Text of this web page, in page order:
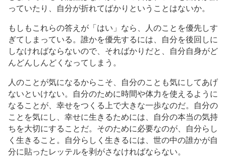
っていたり、自分が折れてばかりということはないか。
もしもこれらの答えが「はい」なら、人のことを優先しす
ぎてしまっている。誰かを優先するには、自分を後回しに
しなければならないので、そればかりだと、自分自身がど
んどんしんどくなってしまう。
人のことが気になるからこそ、自分のことも気にしてあげ
ないといけない。自分のために時間や体力を使えるように
なることが、幸せをつくる上で大きな一歩なのだ。自分の
ことを気にし、幸せに生きるためには、自分の本当の気持
ちを大切にすることだ。そのために必要なのが、自分らし
く生きること。自分らしく生きるには、世の中の誰かが自
分に貼ったレッテルを剥がさなければならない。